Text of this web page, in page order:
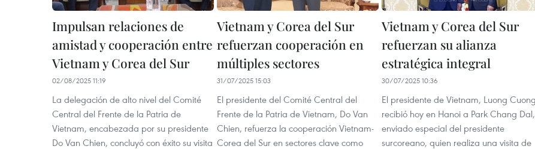
Impulsan relaciones de
amistad y cooperación entre
Vietnam y Corea del Sur
02/08/2025 11:19
La delegación de alto nivel del Comité
Central del Frente de la Patria de
Vietnam, encabezada por su presidente
Do Van Chien, concluyó con éxito su visita
Vietnam y Corea del Sur
refuerzan cooperación en
múltiples sectores
31/07/2025 15:03
El presidente del Comité Central del
Frente de la Patria de Vietnam, Do Van
Chien, refuerza la cooperación Vietnam-
Corea del Sur en sectores clave como
Vietnam y Corea del Sur
refuerzan su alianza
estratégica integral
30/07/2025 10:36
El presidente de Vietnam, Luong
recibió hoy en Hanoi a Park Chang Dal,
enviado especial del presidente
surcoreano, quien realiza una visita de